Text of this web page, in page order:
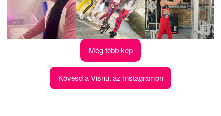
Még több kép
Kövesd a Visnut az Instagramon